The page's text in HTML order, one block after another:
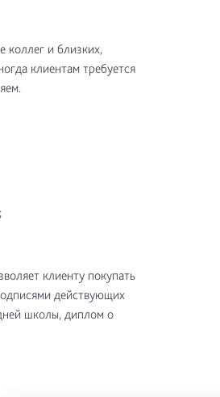
коллег и близких,
клиентам требуется
клиенту покупать
действующих
школы, диплом о